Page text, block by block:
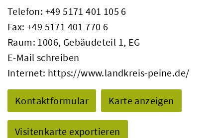
Telefon: +49 5171 401 105 6
Fax: +49 5171 401 770 6
Raum: 1006, Gebäudeteil 1, EG
E-Mail schreiben
Internet: https://www.landkreis-peine.de/
Kontaktformular Karte anzeigen
Visitenkarte exportieren